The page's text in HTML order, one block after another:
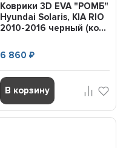
Коврики 3D EVA "РОМБ"
Hyundai Solaris, KIA RIO
2010-2016 черный (ко...
6 860 ₽
В корзину